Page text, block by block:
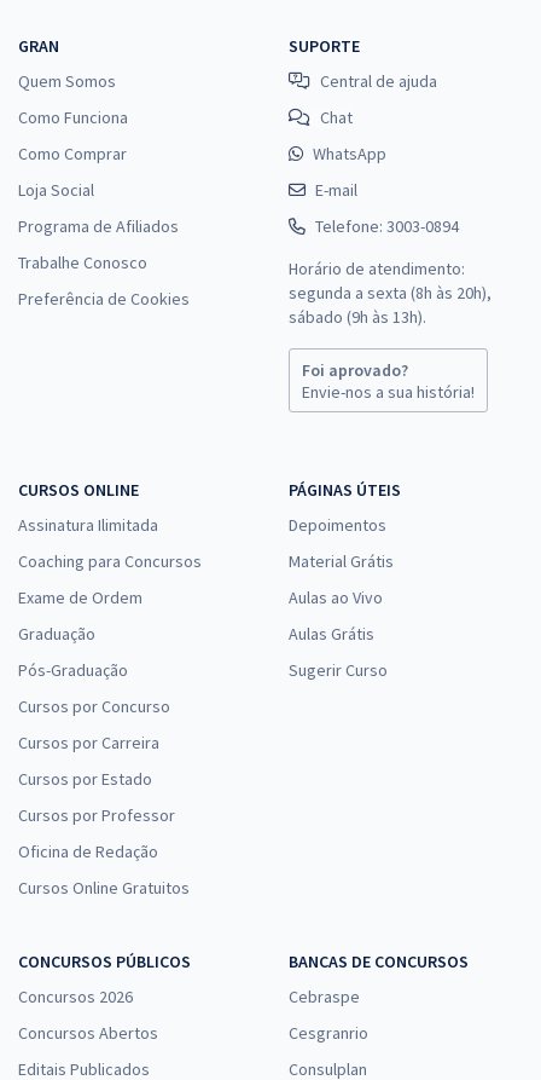
GRAN
Quem Somos
Como Funciona
Como Comprar
Loja Social
Programa de Afiliados
Trabalhe Conosco
Preferência de Cookies
SUPORTE
Central de ajuda
Chat
WhatsApp
E-mail
Telefone: 3003-0894
Horário de atendimento:
segunda a sexta (8h às 20h),
sábado (9h às 13h).
Foi aprovado?
Envie-nos a sua história!
CURSOS ONLINE
Assinatura Ilimitada
Coaching para Concursos
Exame de Ordem
Graduação
Pós-Graduação
Cursos por Concurso
Cursos por Carreira
Cursos por Estado
Cursos por Professor
Oficina de Redação
Cursos Online Gratuitos
PÁGINAS ÚTEIS
Depoimentos
Material Grátis
Aulas ao Vivo
Aulas Grátis
Sugerir Curso
CONCURSOS PÚBLICOS
Concursos 2026
Concursos Abertos
Editais Publicados
BANCAS DE CONCURSOS
Cebraspe
Cesgranrio
Consulplan